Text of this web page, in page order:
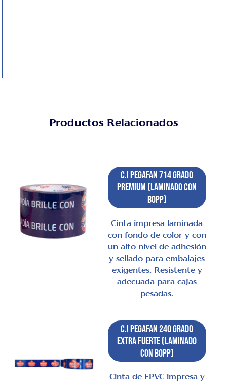
Productos Relacionados
C.I Pegafan 714 Grado
Premium (laminado con
BOPP)
Cinta impresa laminada
con fondo de color y con
un alto nivel de adhesión
y sellado para embalajes
exigentes. Resistente y
adecuada para cajas
pesadas.
C.I Pegafan 240 Grado
Extra Fuerte (laminado
con BOPP)
Cinta de EPVC impresa y